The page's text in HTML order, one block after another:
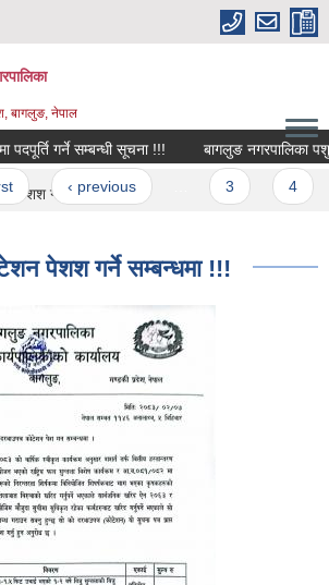
बागलुङ, नेपाल
गर्ने सम्बन्धी सूचना !!! बागलुङ नगरपालिका पशु
‹ previous
पेशश गर्ने सम्बन्धमा !!!
पेशश गर्ने सम्बन्धमा !!!